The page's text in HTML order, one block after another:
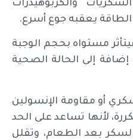
والكربوهيدرات
الطاقة يعقبه جوع أسرع.
مستواه بحجم الوجبة
إضافة إلى الحالة الصحية
أو مقاومة الإنسولين
لأنها تساعد على الحد
بعد الطعام، وتقلل